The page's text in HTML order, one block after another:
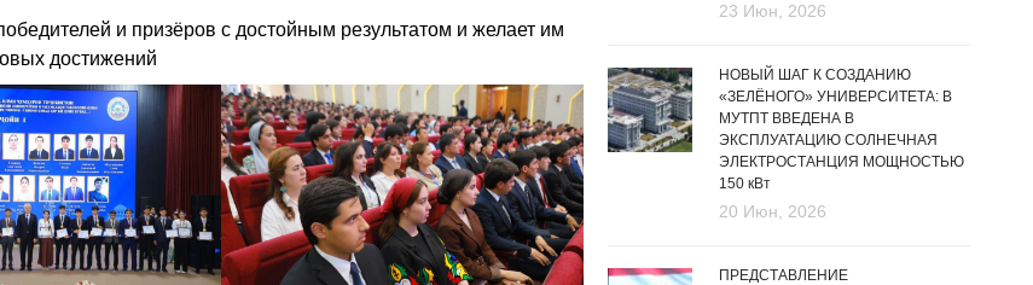
и призёров с достойным результатом и желает им
достижений
23 Июн, 2026
НОВЫЙ ШАГ К СОЗДАНИЮ
«ЗЕЛЁНОГО» УНИВЕРСИТЕТА: В
МУТПТ ВВЕДЕНА В
ЭКСПЛУАТАЦИЮ СОЛНЕЧНАЯ
ЭЛЕКТРОСТАНЦИЯ МОЩНОСТЬЮ
150 кВт
20 Июн, 2026
ПРЕДСТАВЛЕНИЕ